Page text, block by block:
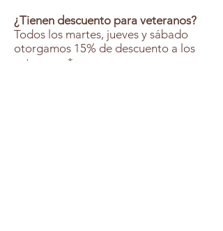
¿Tienen descuento para veteranos?
Todos los martes, jueves y sábado
otorgamos 15% de descuento a los
veteranos.*